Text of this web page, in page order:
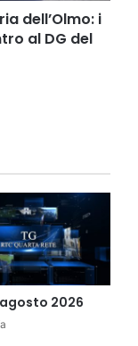
dell’Olmo: i
al DG del
2026